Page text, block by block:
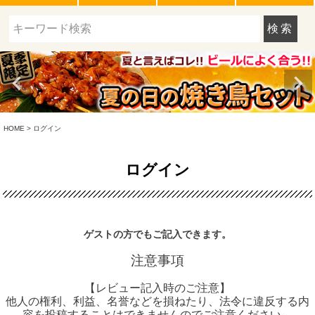
検索
HOME ログイン
ログイン
ゲストの方でもご記入できます。
注意事項
【レビュー記入時のご注意】
他人の権利、利益、名誉などを損ねたり、法令に違反する内